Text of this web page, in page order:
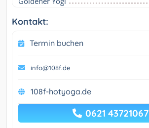
Kontakt:
Termin buchen
info@108f.de
108f-hotyoga.de
0621 43721067